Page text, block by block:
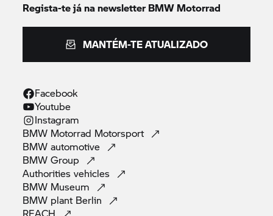
Regista-te já na newsletterBMW Motorrad
MANTÉM-TE ATUALIZADO
Facebook
Youtube
Instagram
BMW Motorrad Motorsport
BMWautomotive
BMWGroup
Authoritiesvehicles
BMW Museum
BMW plant Berlin